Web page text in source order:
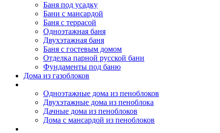
Баня под усадку
Бани с мансардой
Баня с террасой
Одноэтажная баня
Двухэтажная баня
Баня с гостевым домом
Отделка парной русской бани
Фундаменты под баню
Дома из газоблоков
Одноэтажные дома из пеноблоков
Двухэтажные дома из пеноблока
Дачные дома из пеноблоков
Дома с мансардой из пеноблоков